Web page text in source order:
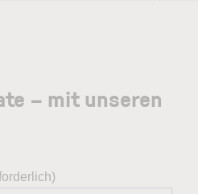
– mit unseren